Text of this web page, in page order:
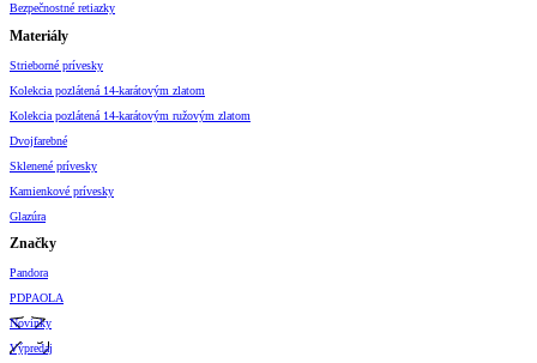
Bezpečnostné retiazky
Materiály
Strieborné prívesky
Kolekcia pozlátená 14-karátovým zlatom
Kolekcia pozlátená 14-karátovým ružovým zlatom
Dvojfarebné
Sklenené prívesky
Kamienkové prívesky
Glazúra
Značky
Pandora
PDPAOLA
Novinky
Výpredaj